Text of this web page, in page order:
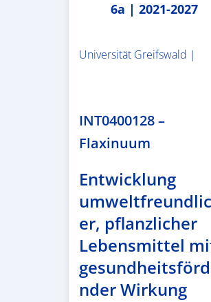
6a | 2021-2027
Universität Greifswald |
INT0400128 –
Flaxinuum
Entwicklung
er, pflanzlicher
Lebensmittel
nder Wirkung